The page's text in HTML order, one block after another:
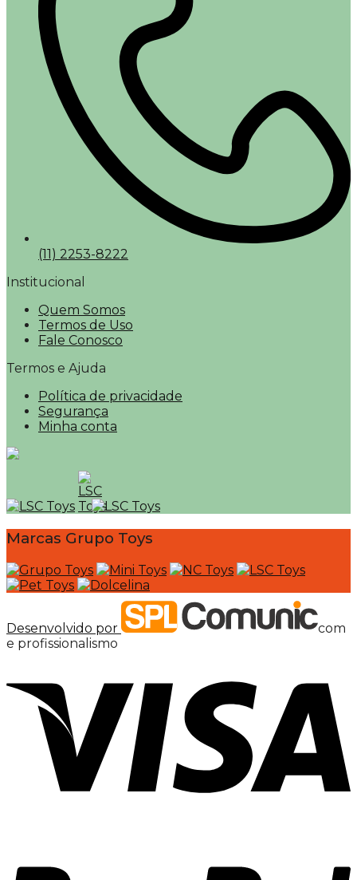
(11) 2253-8222
Institucional
Quem Somos
Termos de Uso
Fale Conosco
Termos e Ajuda
Política de privacidade
Segurança
Minha conta
Marcas Grupo Toys
Desenvolvido por
com
e profissionalismo